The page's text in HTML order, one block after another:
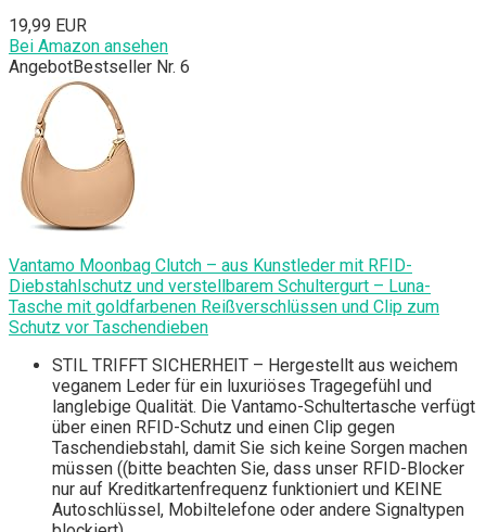
19,99 EUR
Bei Amazon ansehen
AngebotBestseller Nr. 6
Vantamo Moonbag Clutch – aus Kunstleder mit RFID-
Diebstahlschutz und verstellbarem Schultergurt – Luna-
Tasche mit goldfarbenen Reißverschlüssen und Clip zum
Schutz vor Taschendieben
STIL TRIFFT SICHERHEIT – Hergestellt aus weichem
veganem Leder für ein luxuriöses Tragegefühl und
langlebige Qualität. Die Vantamo-Schultertasche verfügt
über einen RFID-Schutz und einen Clip gegen
Taschendiebstahl, damit Sie sich keine Sorgen machen
müssen ((bitte beachten Sie, dass unser RFID-Blocker
nur auf Kreditkartenfrequenz funktioniert und KEINE
Autoschlüssel, Mobiltelefone oder andere Signaltypen